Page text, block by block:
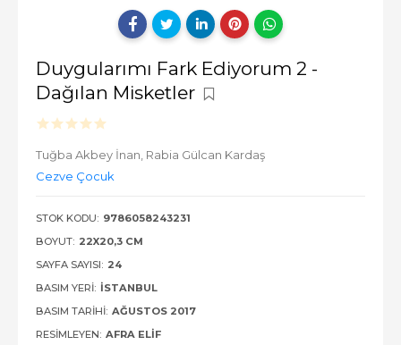
Duygularımı Fark Ediyorum 2 -
Dağılan Misketler
Tuğba Akbey İnan, Rabia Gülcan Kardaş
Cezve Çocuk
STOK KODU: 9786058243231
BOYUT: 22X20,3 CM
SAYFA SAYISI: 24
BASIM YERI: İSTANBUL
BASIM TARIHI: AĞUSTOS 2017
RESIMLEYEN: AFRA ELIF